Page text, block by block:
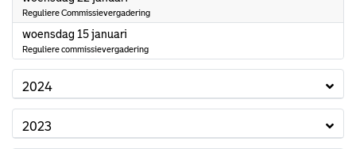
Reguliere Commissievergadering
woensdag 15 januari
Reguliere commissievergadering
2024
2023